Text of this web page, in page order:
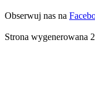
Obserwuj nas na
Strona wygenerowana